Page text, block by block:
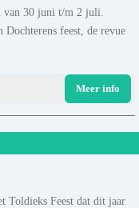
van 30 juni t/m 2 juli.
feest, de revue
Meer info
Toldieks Feest dat dit jaar